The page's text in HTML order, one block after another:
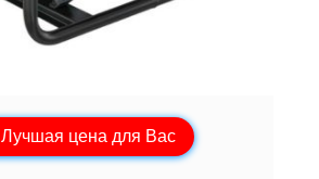
Лучшая цена для Вас